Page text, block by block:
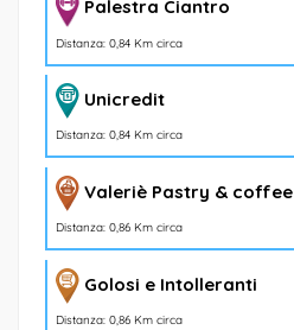
Palestra Ciantro
Distanza: 0,84 Km circa
Unicredit
Distanza: 0,84 Km circa
Valeriè Pastry & coffee
Distanza: 0,86 Km circa
Golosi e Intolleranti
Distanza: 0,86 Km circa